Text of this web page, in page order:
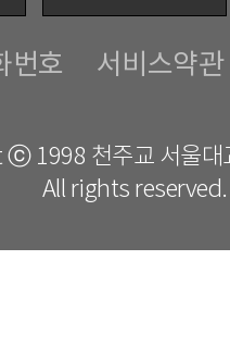
번호 서비스약관
1998 천주교 서울대
All rights reserved.